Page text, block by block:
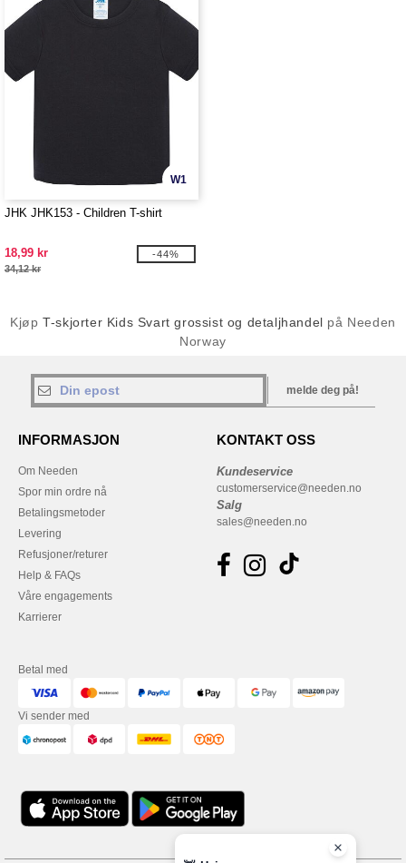
W1
JHK JHK153 - Children T-shirt
18,99 kr
34,12 kr
-44%
KjøpT-skjorter Kids Svart grossist og detaljhandel på Needen
Norway
melde deg på!
INFORMASJON
Om Needen
Spor min ordre nå
Betalingsmetoder
Levering
Refusjoner/returer
Help & FAQs
Våre engagements
Karrierer
KONTAKT OSS
Kundeservice
customerservice@needen.no
Salg
sales@needen.no
Betal med
Vi sender med